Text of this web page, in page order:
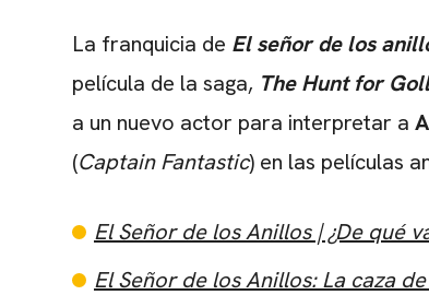
La franquicia de El señor de los
película de la saga, The Hunt for
a un nuevo actor para interpretar a
(Captain Fantastic) en las películas
El Señor de los Anillos | ¿De qué
El Señor de los Anillos: La caza